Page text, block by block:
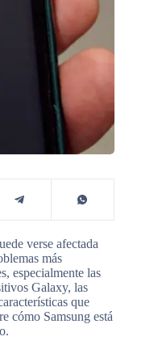
verse afectada
más
especialmente las
Galaxy, las
que
cómo Samsung está